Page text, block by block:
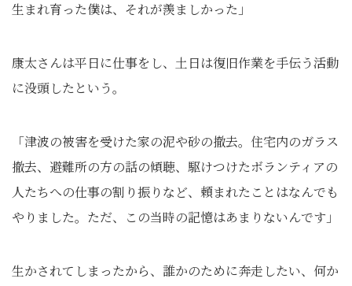
生まれ育った僕は、それが羨ましかった」
康太さんは平日に仕事をし、土日は復旧作業を手伝う活動
に没頭したという。
「津波の被害を受けた家の泥や砂の撤去。住宅内のガラス
撤去、避難所の方の話の傾聴、駆けつけたボランティアの
人たちへの仕事の割り振りなど、頼まれたことはなんでも
やりました。ただ、この当時の記憶はあまりないんです」
生かされてしまったから、誰かのために奔走したい、何か